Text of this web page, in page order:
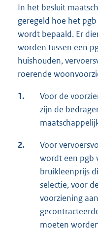
In het besluit
geregeld hoe het
wordt bepaald. Er
worden tussen een
huishouden,
roerende
1.
Voor de
zijn de
2.
Voor
wordt een pgb
bruikleenprijs
selectie, voor
voorziening
moeten